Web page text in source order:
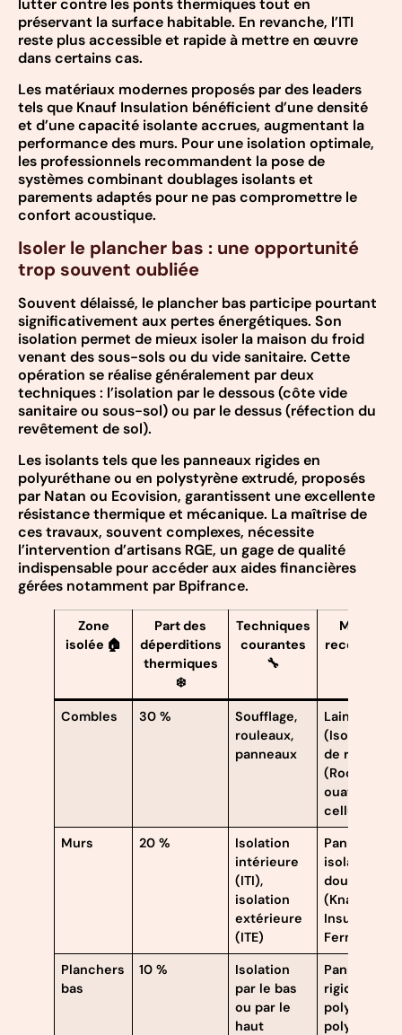
lutter contre les ponts thermiques tout en
préservant la surface habitable. En revanche, l’ITI
reste plus accessible et rapide à mettre en œuvre
dans certains cas.
Les matériaux modernes proposés par des leaders
tels que Knauf Insulation bénéficient d’une densité
et d’une capacité isolante accrues, augmentant la
performance des murs. Pour une isolation optimale,
les professionnels recommandent la pose de
systèmes combinant doublages isolants et
parements adaptés pour ne pas compromettre le
confort acoustique.
Isoler le plancher bas : une opportunité
trop souvent oubliée
Souvent délaissé, le plancher bas participe pourtant
significativement aux pertes énergétiques. Son
isolation permet de mieux isoler la maison du froid
venant des sous-sols ou du vide sanitaire. Cette
opération se réalise généralement par deux
techniques : l’isolation par le dessous (côte vide
sanitaire ou sous-sol) ou par le dessus (réfection du
revêtement de sol).
Les isolants tels que les panneaux rigides en
polyuréthane ou en polystyrène extrudé, proposés
par Natan ou Ecovision, garantissent une excellente
résistance thermique et mécanique. La maîtrise de
ces travaux, souvent complexes, nécessite
l’intervention d’artisans RGE, un gage de qualité
indispensable pour accéder aux aides financières
gérées notamment par Bpifrance.
Zone
isolée 🏠
Part des
déperditions
thermiques
❄️
Techniques
courantes
🔧
Matériaux
Combles 30 %
Soufflage,
rouleaux,
panneaux
Laine de
(Isover),
de roche
(Rockwool),
ouate de
cellulose
Murs
20 %
Isolation
intérieure
(ITI),
isolation
extérieure
(ITE)
Panneaux
isolants,
doublages
(Knauf
Insulation,
Fermacell)
Planchers
bas
10 %
Isolation
par le bas
ou par le
haut
Panneaux
rigides
polystyrène